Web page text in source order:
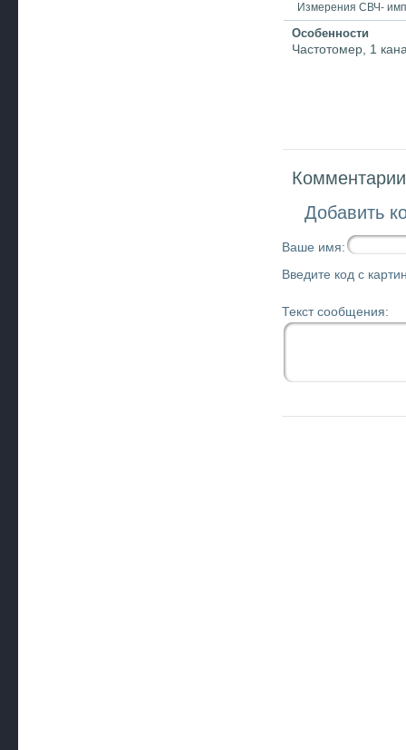
Измерения СВЧ-
Особенности
Частотомер, 1
Добавить
Ваше имя:
Введите код с
Текст сообщения: